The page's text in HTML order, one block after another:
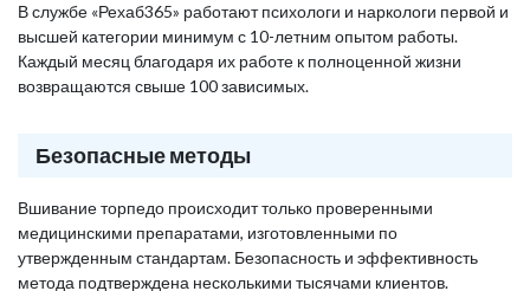
В службе «Рехаб365» работают психологи и наркологи первой и
высшей категории минимум с 10-летним опытом работы.
Каждый месяц благодаря их работе к полноценной жизни
возвращаются свыше 100 зависимых.
Безопасные методы
Вшивание торпедо происходит только проверенными
медицинскими препаратами, изготовленными по
утвержденным стандартам. Безопасность и эффективность
метода подтверждена несколькими тысячами клиентов.